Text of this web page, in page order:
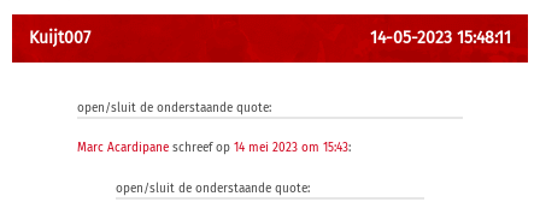
Kuijt007 14-05-2023 15:48:11
open/sluit de onderstaande quote:
Marc Acardipane schreef op 14 mei 2023 om 15:43:
open/sluit de onderstaande quote: